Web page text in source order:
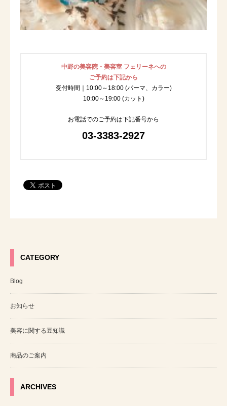
中野の美容院・美容室 フェリーネへの
ご予約は下記から
受付時間｜10:00～18:00 (パーマ、カラー)
10:00～19:00 (カット)
お電話でのご予約は下記番号から
03-3383-2927
CATEGORY
Blog
お知らせ
美容に関する豆知識
商品のご案内
ARCHIVES